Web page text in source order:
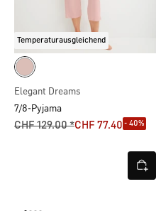
Temperaturausgleichend
Elegant Dreams
7/8-Pyjama
CHF 129.00 *CHF 77.40 - 40%